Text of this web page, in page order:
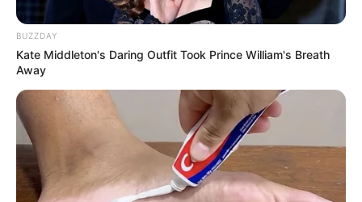
BUZZDAY
Kate Middleton's Daring Outfit Took Prince William's Breath
Away